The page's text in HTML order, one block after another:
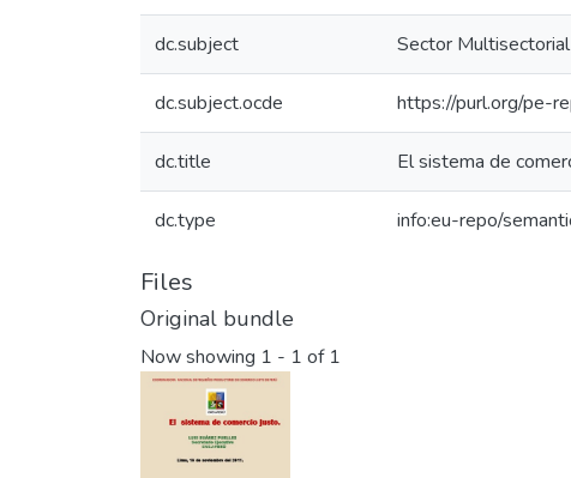
dc.subject Sector Multisectorial
dc.subject.ocde https://purl.org/pe-
dc.title El sistema de
dc.type info:eu-repo/
Files
Original bundle
Now showing 1 - 1 of 1